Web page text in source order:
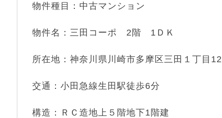
物件種目：中古マンション
物件名：三田コーポ 2階 1ＤＫ
所在地：神奈川県川崎市多摩区三田１丁目
交通：小田急線生田駅徒歩6分
構造：ＲＣ造地上５階地下1階建